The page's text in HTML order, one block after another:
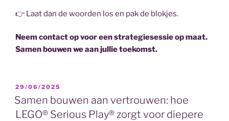
👉 Laat dan de woorden los en pak de blokjes.
Neem contact op voor een strategiesessie op maat.
Samen bouwen we aan jullie toekomst.
GEPLAATST
OP
29/06/2025
Samen bouwen aan vertrouwen: hoe
LEGO® Serious Play® zorgt voor diepere